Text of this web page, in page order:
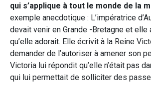
qui s’applique à tout le monde de la
exemple anecdotique : L’impératrice
devait venir en Grande -Bretagne et elle
qu’elle adorait. Elle écrivit à la Reine
demander de l’autoriser à amener son
Victoria lui répondit qu’elle n’était pas
qui lui permettait de solliciter des